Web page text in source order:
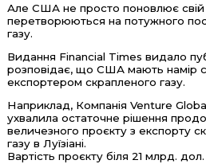
Але США не просто поновлює свій
перетворюються на потужного
газу.
Видання Financial Times видало
розповідає, що США мають намір
експортером скрапленого газу.
Наприклад, Компанія Venture
ухвалила остаточне рішення
величезного проєкту з експорту
газу в Луїзіані.
Вартість проєкту біля 21 млрд. дол.